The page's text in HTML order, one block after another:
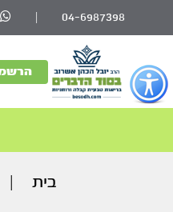
כפתור
לפתיחת
תפריט
נגישות
04-6987398
בית